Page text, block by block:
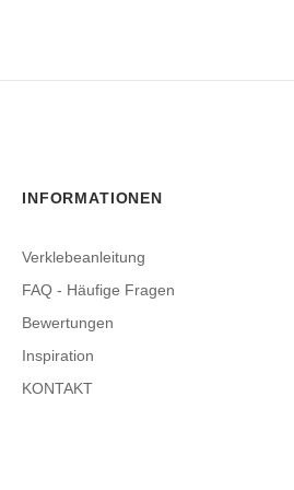
INFORMATIONEN
Verklebeanleitung
FAQ - Häufige Fragen
Bewertungen
Inspiration
KONTAKT